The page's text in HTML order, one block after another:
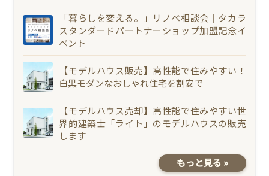
「暮らしを変える。」リノベ相談会｜タカラ
スタンダードパートナーショップ加盟記念イ
ベント
【モデルハウス販売】高性能で住みやすい！
白黒モダンなおしゃれ住宅を割安で
【モデルハウス売却】高性能で住みやすい世
界的建築士「ライト」のモデルハウスの販売
します
もっと見る »